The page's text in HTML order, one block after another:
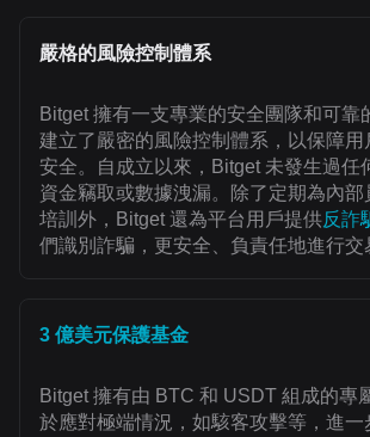
嚴格的風險控制體系
Bitget 擁有一支專業的安全團隊和可靠
建立了嚴密的風險控制體系，以保障用
安全。自成立以來，Bitget 未發生過任
資金竊取或數據洩漏。除了定期為內部
培訓外，Bitget 還為平台用戶提供反詐
們識別詐騙，更安全、負責任地進行交
3 億美元保護基金
Bitget 擁有由 BTC 和 USDT 組成的專
於應對極端情況，如駭客攻擊等，進一